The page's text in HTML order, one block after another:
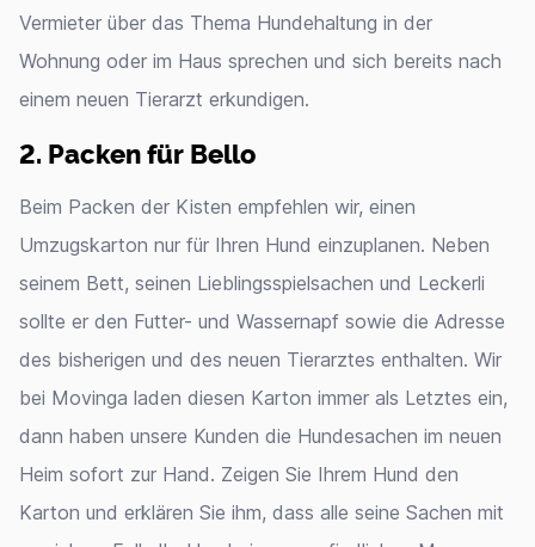
Vermieter über das Thema Hundehaltung in der
Wohnung oder im Haus sprechen und sich bereits nach
einem neuen Tierarzt erkundigen.
2. Packen für Bello
Beim Packen der Kisten empfehlen wir, einen
Umzugskarton nur für Ihren Hund einzuplanen. Neben
seinem Bett, seinen Lieblingsspielsachen und Leckerli
sollte er den Futter- und Wassernapf sowie die Adresse
des bisherigen und des neuen Tierarztes enthalten. Wir
bei Movinga laden diesen Karton immer als Letztes ein,
dann haben unsere Kunden die Hundesachen im neuen
Heim sofort zur Hand. Zeigen Sie Ihrem Hund den
Karton und erklären Sie ihm, dass alle seine Sachen mit